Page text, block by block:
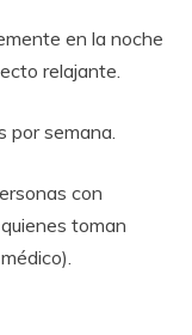
en la noche
relajante.
por semana.
con
toman